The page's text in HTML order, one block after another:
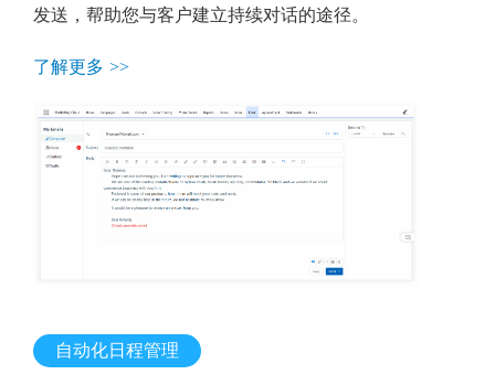
发送，帮助您与客户建立持续对话的途径。
了解更多 >>
自动化日程管理